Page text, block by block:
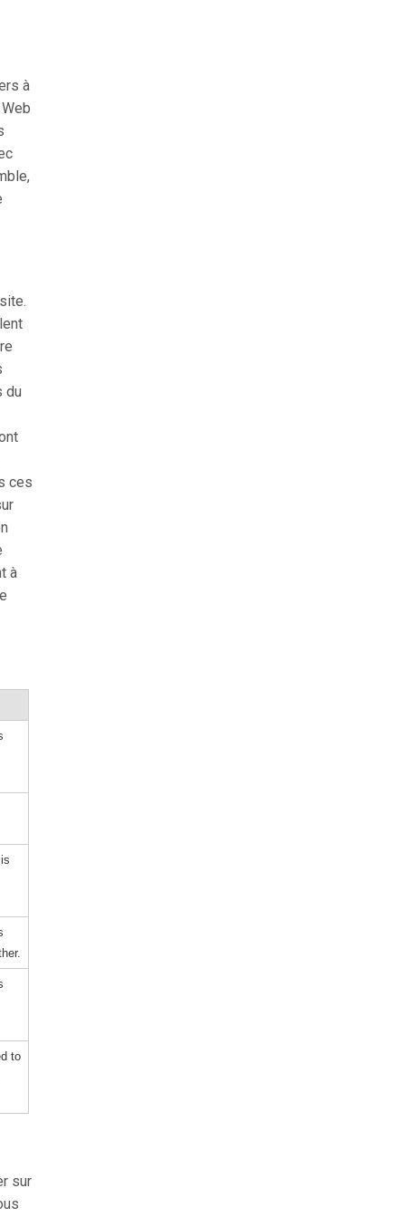
à
du
ces
à
to
sur